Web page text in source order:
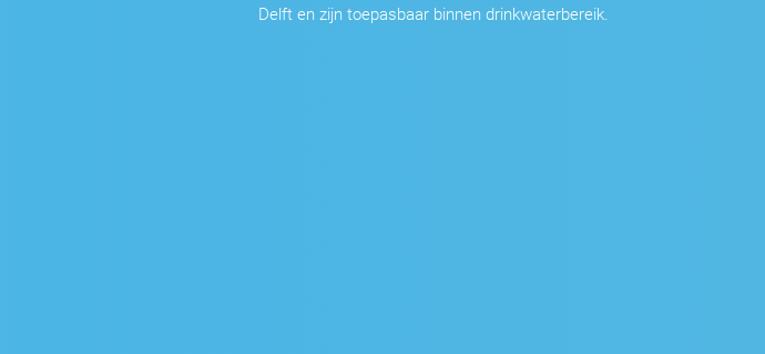
Delft en zijn toepasbaar binnen drinkwaterbereik.